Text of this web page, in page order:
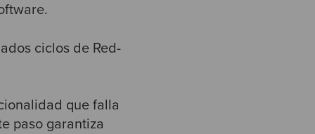
ciclos de Red-
que falla
paso garantiza